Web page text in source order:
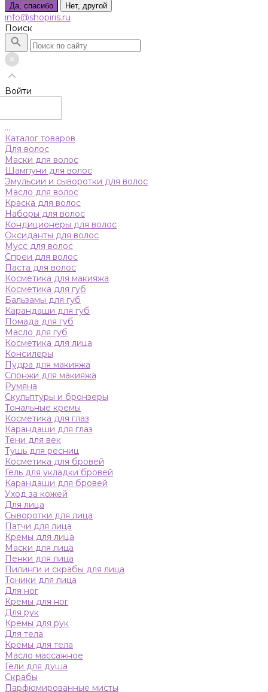
Да, спасибо Нет, другой
info@shopiris.ru
Поиск
Войти
...
Каталог товаров
Для волос
Маски для волос
Шампуни для волос
Эмульсии и сыворотки для волос
Масло для волос
Краска для волос
Наборы для волос
Кондиционеры для волос
Оксиданты для волос
Мусс для волос
Спреи для волос
Паста для волос
Косметика для макияжа
Косметика для губ
Бальзамы для губ
Карандаши для губ
Помада для губ
Масло для губ
Косметика для лица
Консилеры
Пудра для макияжа
Спонжи для макияжа
Румяна
Скульптуры и бронзеры
Тональные кремы
Косметика для глаз
Карандаши для глаз
Тени для век
Тушь для ресниц
Косметика для бровей
Гель для укладки бровей
Карандаши для бровей
Уход за кожей
Для лица
Сыворотки для лица
Патчи для лица
Кремы для лица
Маски для лица
Пенки для лица
Пилинги и скрабы для лица
Тоники для лица
Для ног
Кремы для ног
Для рук
Кремы для рук
Для тела
Кремы для тела
Масло массажное
Гели для душа
Скрабы
Парфюмированные мисты